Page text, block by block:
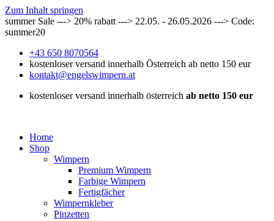
Zum Inhalt springen
summer Sale ---> 20% rabatt ---> 22.05. - 26.05.2026 ---> Code:
summer20
+43 650 8070564
kostenloser versand innerhalb Österreich ab netto 150 eur
kontakt@engelswimpern.at
kostenloser versand innerhalb österreich ab netto 150 eur
Home
Shop
Wimpern
Premium Wimpern
Farbige Wimpern
Fertigfächer
Wimpernkleber
Pinzetten